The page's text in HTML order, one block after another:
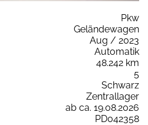
Pkw
Geländewagen
Aug / 2023
Automatik
48.242 km
5
Schwarz
Zentrallager
ab ca. 19.08.2026
PD042358